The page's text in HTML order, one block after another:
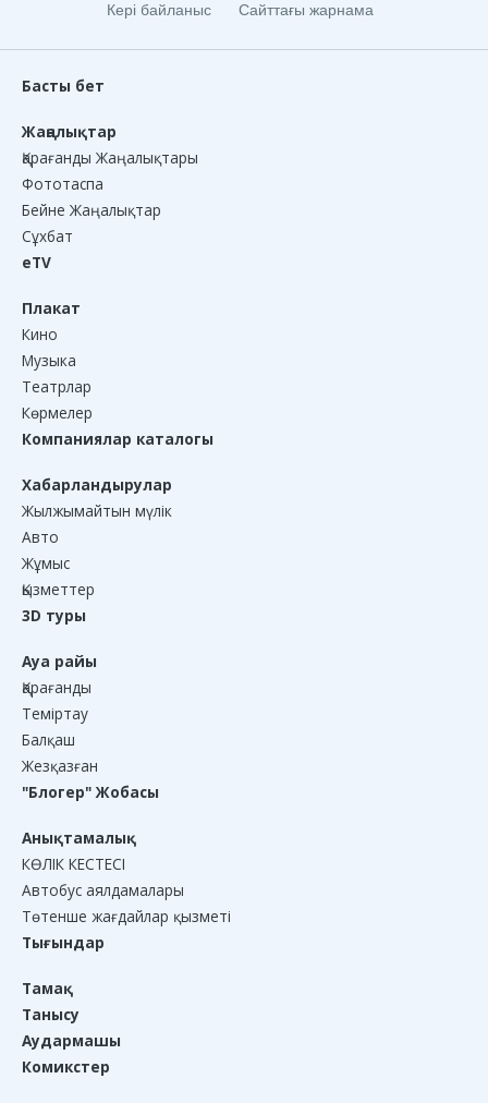
Кері байланыс Сайттағы жарнама
Басты бет
Жаңалықтар
Қарағанды Жаңалықтары
Фототаспа
Бейне Жаңалықтар
Сұхбат
eTV
Плакат
Кино
Музыка
Театрлар
Көрмелер
Компаниялар каталогы
Хабарландырулар
Жылжымайтын мүлік
Авто
Жұмыс
Қызметтер
3D туры
Ауа райы
Қарағанды
Теміртау
Балқаш
Жезқазған
"Блогер" Жобасы
Анықтамалық
КӨЛІК КЕСТЕСІ
Автобус аялдамалары
Төтенше жағдайлар қызметі
Тығындар
Тамақ
Танысу
Аудармашы
Комикстер